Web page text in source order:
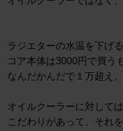
ラジエターの水温を下げ
コア本体は3000円で買う
なんだかんだで１万超え
オイルクーラーに対して
こだわりがあって、それ